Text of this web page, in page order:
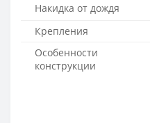
Накидка от дождя
Крепления
Особенности
конструкции